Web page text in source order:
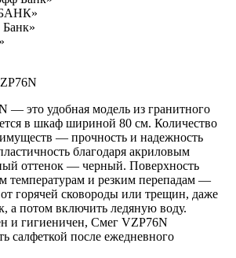
— это удобная модель из гранитного
в шкаф шириной 80 см. Количество
— прочность и надежность
благодаря акриловым
оттенок — черный. Поверхность
температурам и резким перепадам —
от горячей сковороды или трещин, даже
а потом включить ледяную воду.
и гигиеничен, Смег VZP76N
салфеткой после ежедневного